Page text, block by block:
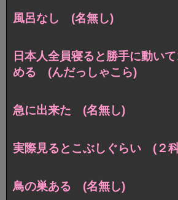
風呂なし (名無し)
日本人全員寝ると勝手に動い
める (んだっしゃこら)
急に出来た (名無し)
実際見るとこぶしぐらい (２
鳥の巣ある (名無し)